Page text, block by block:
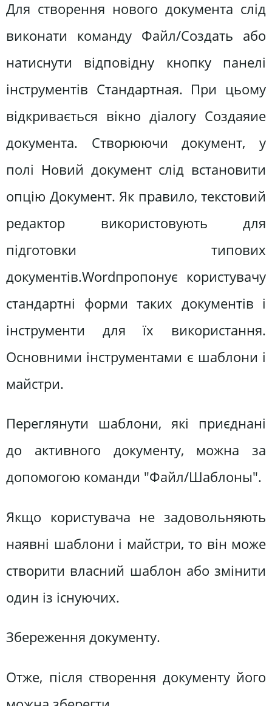
Для створення нового документа слід
виконати команду Файл/Создать або
натиснути відповідну кнопку панелі
інструментів Стандартная. При цьому
відкривається вікно діалогу Создаяие
документа. Створюючи документ, у
полі Новий документ слід встановити
опцію Документ. Як правило, текстовий
редактор використовують для
підготовки типових
документів.Wordпропонує користувачу
стандартні форми таких документів і
інструменти для їх використання.
Основними інструментами є шаблони і
майстри.
Переглянути шаблони, які приєднані
до активного документу, можна за
допомогою команди "Файл/Шаблоны".
Якщо користувача не задовольняють
наявні шаблони і майстри, то він може
створити власний шаблон або змінити
один із існуючих.
Збереження документу.
Отже, після створення документу його